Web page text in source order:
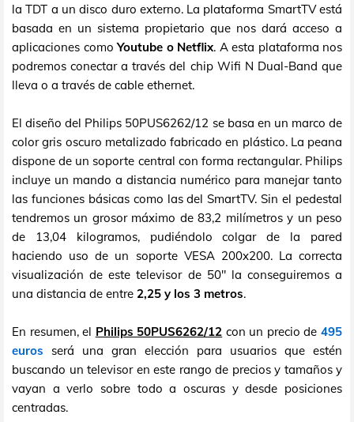
la TDT a un disco duro externo. La plataforma SmartTV está
basada en un sistema propietario que nos dará acceso a
aplicaciones comoYoutube o Netflix. A esta plataforma nos
podremos conectar a través del chip Wifi N Dual-Band que
lleva o a través de cable ethernet.
El diseño del Philips 50PUS6262/12 se basa en un marco de
color gris oscuro metalizado fabricado en plástico. La peana
dispone de un soporte central con forma rectangular. Philips
incluye un mando a distancia numérico para manejar tanto
las funciones básicas como las del SmartTV. Sin el pedestal
tendremos un grosor máximo de 83,2 milímetros y un peso
de 13,04 kilogramos, pudiéndolo colgar de la pared
haciendo uso de un soporte VESA 200x200. La correcta
visualización de este televisor de 50" la conseguiremos a
una distancia de entre 2,25 y los 3 metros.
En resumen, el Philips 50PUS6262/12 con un precio de495
euros será una gran elección para usuarios que estén
buscando un televisor en este rango de precios y tamaños y
vayan a verlo sobre todo a oscuras y desde posiciones
centradas.